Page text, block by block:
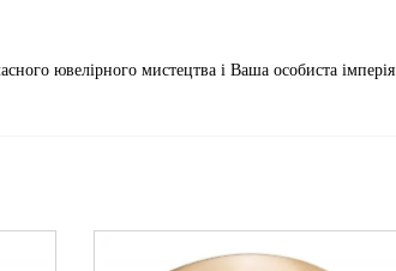
ювелірного мистецтва і Ваша особиста імперія